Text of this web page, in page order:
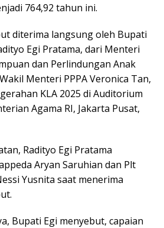
764,92 tahun ini.
diterima langsung oleh Bupati
Egi Pratama, dari Menteri
dan Perlindungan Anak
Menteri PPPA Veronica Tan,
KLA 2025 di Auditorium
Agama RI, Jakarta Pusat,
Radityo Egi Pratama
Aryan Saruhian dan Plt
Yusnita saat menerima
Bupati Egi menyebut, capaian